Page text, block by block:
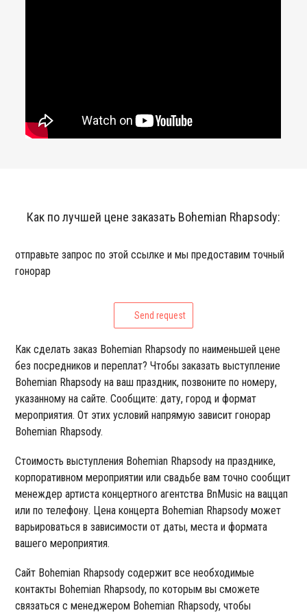
Как по лучшей цене заказать Bohemian Rhapsody:
отправьте запрос по этой ссылке и мы предоставим точный
гонорар
Send request
Как сделать заказ Bohemian Rhapsody по наименьшей цене
без посредников и переплат? Чтобы заказать выступление
Bohemian Rhapsody на ваш праздник, позвоните по номеру,
указанному на сайте. Сообщите: дату, город и формат
мероприятия. От этих условий напрямую зависит гонорар
Bohemian Rhapsody.
Стоимость выступления Bohemian Rhapsody на празднике,
корпоративном мероприятии или свадьбе вам точно сообщит
менеждер артиста концертного агентства BnMusic на ваццап
или по телефону. Цена концерта Bohemian Rhapsody может
варьироваться в зависимости от даты, места и формата
вашего мероприятия.
Сайт Bohemian Rhapsody содержит все необходимые
контакты Bohemian Rhapsody, по которым вы сможете
связаться с менеджером Bohemian Rhapsody, чтобы